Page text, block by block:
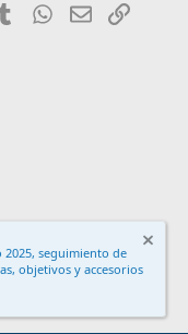
Tumblr WhatsApp
EmailEnlace
seguimiento de
objetivos y accesorios